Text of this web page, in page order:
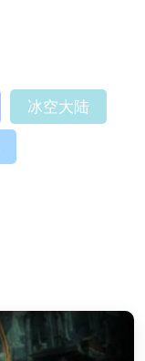
冰空大陆